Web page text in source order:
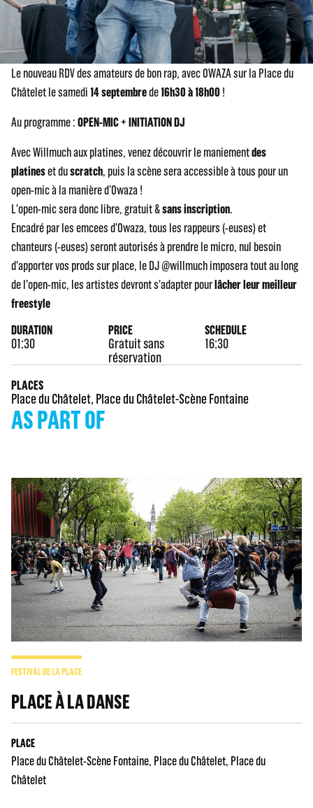
Le nouveau RDV des amateurs de bon rap, avec OWAZA sur la Place du
Châtelet le samedi 14 septembrede16h30 à 18h00 !
Au programme :OPEN-MIC + INITIATION DJ
Avec Willmuch aux platines, venez découvrir le maniementdes
platineset duscratch, puis la scène sera accessible à tous pour un
open-mic à la manière d’Owaza !
L'open-mic sera donc libre, gratuit &sans inscription.
Encadré par les emcees d'Owaza, tous les rappeurs (-euses) et
chanteurs (-euses) seront autorisés à prendre le micro, nul besoin
d'apporter vos prods sur place, le DJ @willmuch imposera tout au long
de l'open-mic, les artistes devront s'adapter pourlâcher leur meilleur
freestyle
DURATION
01:30
PRICE
Gratuit sans
réservation
SCHEDULE
16:30
PLACES
Place du Châtelet, Place du Châtelet-Scène Fontaine
AS PART OF
FESTIVAL DE LA PLACE
PLACE À LA DANSE
PLACE
Place du Châtelet-Scène Fontaine Place du Châtelet Place du
Châtelet